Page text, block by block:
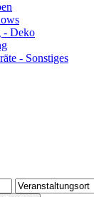
- Deko
- Sonstiges